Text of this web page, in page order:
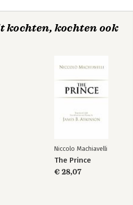
kochten, kochten ook
Niccolo Machiavelli
The Prince
€ 28,07